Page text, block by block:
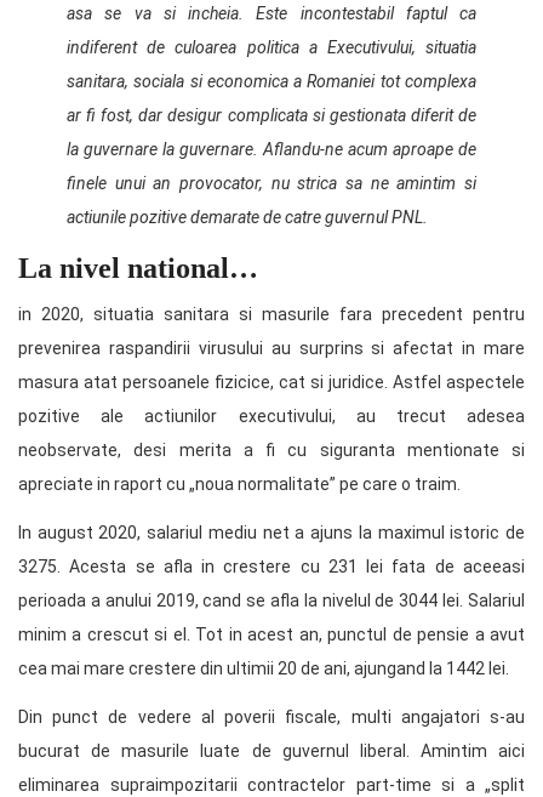
asa se va si incheia. Este incontestabil faptul ca
indiferent de culoarea politica a Executivului, situatia
sanitara, sociala si economica a Romaniei tot complexa
ar fi fost, dar desigur complicata si gestionata diferit de
la guvernare la guvernare. Aflandu-ne acum aproape de
finele unui an provocator, nu strica sa ne amintim si
actiunile pozitive demarate de catre guvernul PNL.
La nivel national…
in 2020, situatia sanitara si masurile fara precedent pentru
prevenirea raspandirii virusului au surprins si afectat in mare
masura atat persoanele fizicice, cat si juridice. Astfel aspectele
pozitive ale actiunilor executivului, au trecut adesea
neobservate, desi merita a fi cu siguranta mentionate si
apreciate in raport cu „noua normalitate” pe care o traim.
In august 2020, salariul mediu net a ajuns la maximul istoric de
3275. Acesta se afla in crestere cu 231 lei fata de aceeasi
perioada a anului 2019, cand se afla la nivelul de 3044 lei. Salariul
minim a crescut si el. Tot in acest an, punctul de pensie a avut
cea mai mare crestere din ultimii 20 de ani, ajungand la 1442 lei.
Din punct de vedere al poverii fiscale, multi angajatori s-au
bucurat de masurile luate de guvernul liberal. Amintim aici
eliminarea supraimpozitarii contractelor part-time si a „split